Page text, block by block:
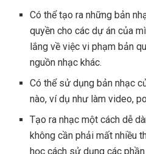
Có thể tạo ra những bản
quyền cho các dự án của
lắng về việc vi phạm bản
nguồn nhạc khác.
Có thể sử dụng bản nhạc
nào, ví dụ như làm video,
Tạo ra nhạc một cách dễ
không cần phải mất nhiều
học cách sử dụng các